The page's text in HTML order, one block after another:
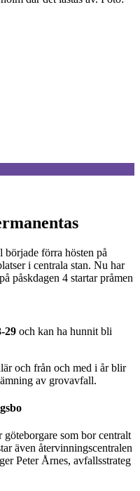
förra hösten på
i centrala stan. Nu har
påskdagen 4 startar pråmen
29 och kan ha hunnit bli
och från och med i år blir
av grovavfall.
som bor centralt
även återvinningscentralen
Peter Årnes, avfallsstrateg